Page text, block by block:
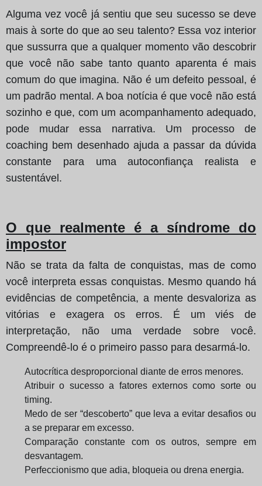
Alguma vez você já sentiu que seu sucesso se deve
mais à sorte do que ao seu talento? Essa voz interior
que sussurra que a qualquer momento vão descobrir
que você não sabe tanto quanto aparenta é mais
comum do que imagina. Não é um defeito pessoal, é
um padrão mental. A boa notícia é que você não está
sozinho e que, com um acompanhamento adequado,
pode mudar essa narrativa. Um processo de
coaching bem desenhado ajuda a passar da dúvida
constante para uma autoconfiança realista e
sustentável.
O que realmente é a síndrome do
impostor
Não se trata da falta de conquistas, mas de como
você interpreta essas conquistas. Mesmo quando há
evidências de competência, a mente desvaloriza as
vitórias e exagera os erros. É um viés de
interpretação, não uma verdade sobre você.
Compreendê-lo é o primeiro passo para desarmá-lo.
Autocrítica desproporcional diante de erros menores.
Atribuir o sucesso a fatores externos como sorte ou
timing.
Medo de ser “descoberto” que leva a evitar desafios ou
a se preparar em excesso.
Comparação constante com os outros, sempre em
desvantagem.
Perfeccionismo que adia, bloqueia ou drena energia.